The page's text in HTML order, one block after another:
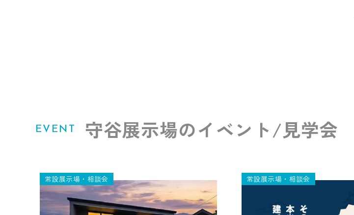
EVENT 守谷展示場のイベント/見学会
常設展示場・相談会 常設展示場・相談会